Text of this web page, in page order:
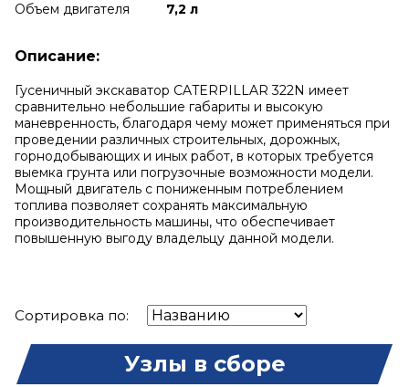
Объем двигателя 7,2 л
Описание:
Гусеничный экскаватор CATERPILLAR 322N имеет
сравнительно небольшие габариты и высокую
маневренность, благодаря чему может применяться при
проведении различных строительных, дорожных,
горнодобывающих и иных работ, в которых требуется
выемка грунта или погрузочные возможности модели.
Мощный двигатель с пониженным потреблением
топлива позволяет сохранять максимальную
производительность машины, что обеспечивает
повышенную выгоду владельцу данной модели.
Сортировка по:
Узлы в сборе